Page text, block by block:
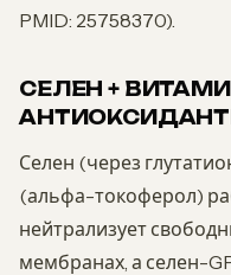
PMID: 25758370).
СЕЛЕН +
Селен (через
(альфа-токоферол)
нейтрализует
мембранах, а селен-